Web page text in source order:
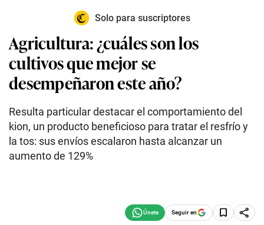
Solo para suscriptores
Agricultura: ¿cuáles son los
cultivos que mejor se
desempeñaron este año?
Resulta particular destacar el comportamiento del
kion, un producto beneficioso para tratar el resfrío y
la tos: sus envíos escalaron hasta alcanzar un
aumento de 129%
Seguir en